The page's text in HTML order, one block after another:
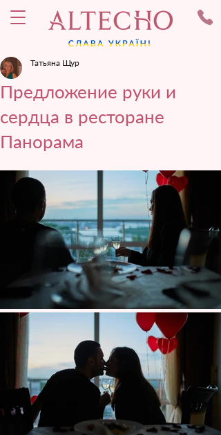
Предложение руки и
сердца в ресторане
Панорама
Татьяна Щур